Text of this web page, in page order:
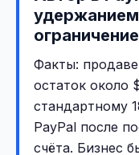
Факты:
остаток около
стандартному
PayPal после
счёта. Бизнес